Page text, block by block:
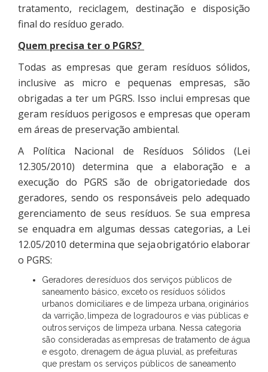
tratamento, reciclagem, destinação e disposição
final do resíduo gerado.
Quem precisa ter o PGRS?
Todas as empresas que geram resíduos sólidos,
inclusive as micro e pequenas empresas, são
obrigadas a ter um PGRS. Isso inclui empresas que
geram resíduos perigosos e empresas que operam
em áreas de preservação ambiental.
A Política Nacional de Resíduos Sólidos (Lei
12.305/2010) determina que a elaboração e a
execução do PGRS são de obrigatoriedade dos
geradores, sendo os responsáveis pelo adequado
gerenciamento de seus resíduos. Se sua empresa
se enquadra em algumas dessas categorias, a Lei
12.05/2010 determina que seja obrigatório elaborar
o PGRS:
Geradores de resíduos dos serviços públicos de
saneamento básico, exceto os resíduos sólidos
urbanos domiciliares e de limpeza urbana, originários
da varrição, limpeza de logradouros e vias públicas e
outros serviços de limpeza urbana. Nessa categoria
são consideradas as empresas de tratamento de água
e esgoto, drenagem de água pluvial, as prefeituras
que prestam os serviços públicos de saneamento